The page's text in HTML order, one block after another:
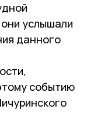
услышали
данного
событию